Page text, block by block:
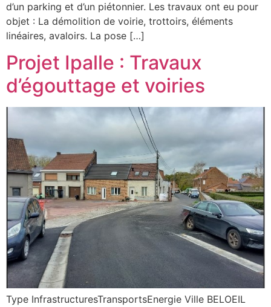
d’un parking et d’un piétonnier. Les travaux ont eu pour
objet : La démolition de voirie, trottoirs, éléments
linéaires, avaloirs. La pose […]
Projet Ipalle : Travaux
d’égouttage et voiries
Type InfrastructuresTransportsEnergie Ville BELOEIL